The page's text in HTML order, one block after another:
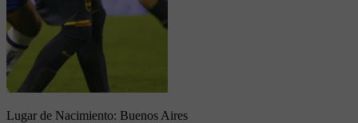
Lugar de Nacimiento: Buenos Aires